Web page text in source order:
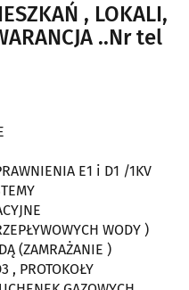
, LOKALI,
..Nr tel
E1 i D1 /1KV
WODY )
(ZAMRAŻANIE )
, PROTOKOŁY